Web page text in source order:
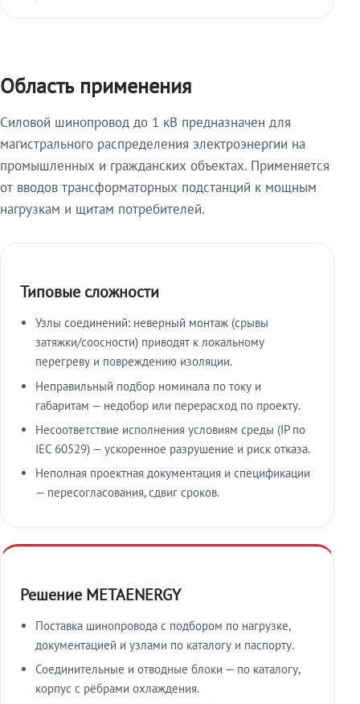
Область применения
Силовой шинопровод до 1 кВ предназначен для
магистрального распределения электроэнергии на
промышленных и гражданских объектах. Применяется
от вводов трансформаторных подстанций к мощным
нагрузкам и щитам потребителей.
Типовые сложности
Узлы соединений: неверный монтаж (срывы
затяжки/соосности) приводят к локальному
перегреву и повреждению изоляции.
Неправильный подбор номинала по току и
габаритам — недобор или перерасход по проекту.
Несоответствие исполнения условиям среды (IP по
IEC 60529) — ускоренное разрушение и риск отказа.
Неполная проектная документация и спецификации
— пересогласования, сдвиг сроков.
Решение METAENERGY
Поставка шинопровода с подбором по нагрузке,
документацией и узлами по каталогу и паспорту.
Соединительные и отводные блоки — по каталогу,
корпус с рёбрами охлаждения.